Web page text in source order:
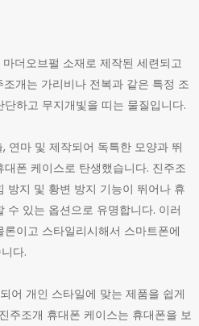
더오브펄 소재로 제작된 세련되고
개는 가리비나 전복과 같은 특정 조
하고 무지개빛을 띠는 물질입니다.
연마 및 제작되어 독특한 모양과 뛰
폰 케이스로 탄생했습니다. 진주조
방지 및 황변 방지 기능이 뛰어나 휴
수 있는 옵션으로 유명합니다. 이러
이고 스타일리시해서 스마트폰에
다.
어 개인 스타일에 맞는 제품을 쉽게
주조개 휴대폰 케이스는 휴대폰을 보